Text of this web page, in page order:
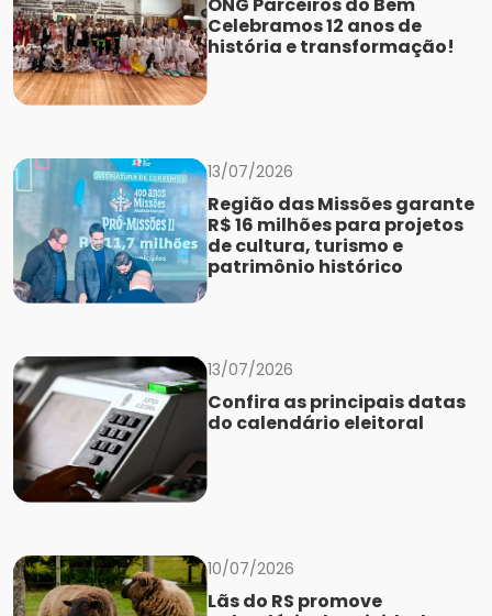
Celebramos 12 anos de
história e transformação!
13/07/2026
Região das Missões garante
R$ 16 milhões para projetos
de cultura, turismo e
patrimônio histórico
13/07/2026
Confira as principais datas
do calendário eleitoral
10/07/2026
Lãs do RS promove